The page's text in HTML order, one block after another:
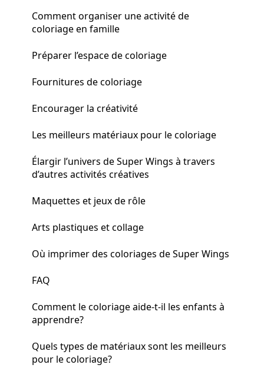
Comment organiser une activité de
coloriage en famille
Préparer l’espace de coloriage
Fournitures de coloriage
Encourager la créativité
Les meilleurs matériaux pour le coloriage
Élargir l’univers de Super Wings à travers
d’autres activités créatives
Maquettes et jeux de rôle
Arts plastiques et collage
Où imprimer des coloriages de Super Wings
FAQ
Comment le coloriage aide-t-il les enfants à
apprendre?
Quels types de matériaux sont les meilleurs
pour le coloriage?